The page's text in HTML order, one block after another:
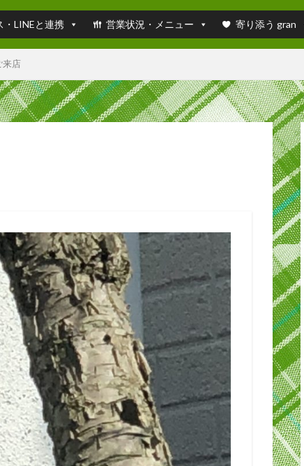
・LINEと連携 営業状況・メニュー 寄り添う gran
来店